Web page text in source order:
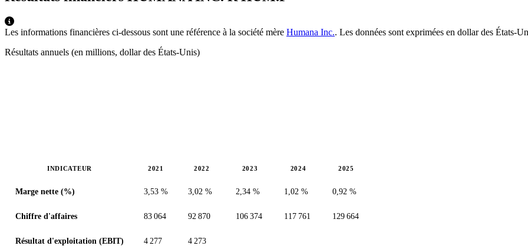
Les informations financières ci-dessous sont une référence à la société mère Humana Inc.. Les données sont exprimées en dollar des États-
Résultats annuels (en millions, dollar des États-Unis)
INDICATEUR 2021 2022 2023 2024 2025
Marge nette (%) 3,53 % 3,02 % 2,34 % 1,02 % 0,92 %
Chiffre d'affaires 83 064 92 870 106 374 117 761 129 664
Résultat d'exploitation (EBIT) 4 277 4 273